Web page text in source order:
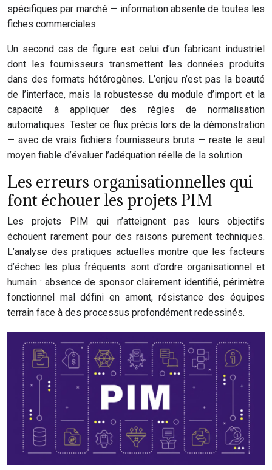
spécifiques par marché — information absente de toutes les
fiches commerciales.
Un second cas de figure est celui d’un fabricant industriel
dont les fournisseurs transmettent les données produits
dans des formats hétérogènes. L’enjeu n’est pas la beauté
de l’interface, mais la robustesse du module d’import et la
capacité à appliquer des règles de normalisation
automatiques. Tester ce flux précis lors de la démonstration
— avec de vrais fichiers fournisseurs bruts — reste le seul
moyen fiable d’évaluer l’adéquation réelle de la solution.
Les erreurs organisationnelles qui
font échouer les projets PIM
Les projets PIM qui n’atteignent pas leurs objectifs
échouent rarement pour des raisons purement techniques.
L’analyse des pratiques actuelles montre que les facteurs
d’échec les plus fréquents sont d’ordre organisationnel et
humain : absence de sponsor clairement identifié, périmètre
fonctionnel mal défini en amont, résistance des équipes
terrain face à des processus profondément redessinés.